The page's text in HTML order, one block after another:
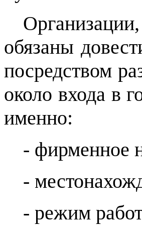
обязаны
посредством
около входа в
именно:
- фирменное
-
- режим